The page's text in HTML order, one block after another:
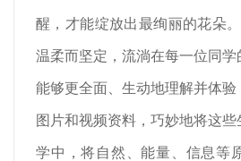
醒，才能绽放出最绚丽的花朵
温柔而坚定，流淌在每一位同
能够更全面、生动地理解并体验
图片和视频资料，巧妙地将这
学中，将自然、能量、信息等